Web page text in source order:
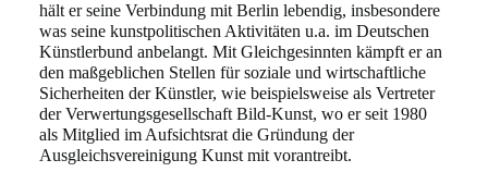
hält er seine Verbindung mit Berlin lebendig, insbesondere
was seine kunstpolitischen Aktivitäten u.a. im Deutschen
Künstlerbund anbelangt. Mit Gleichgesinnten kämpft er an
den maßgeblichen Stellen für soziale und wirtschaftliche
Sicherheiten der Künstler, wie beispielsweise als Vertreter
der Verwertungsgesellschaft Bild-Kunst, wo er seit 1980
als Mitglied im Aufsichtsrat die Gründung der
Ausgleichsvereinigung Kunst mit vorantreibt.